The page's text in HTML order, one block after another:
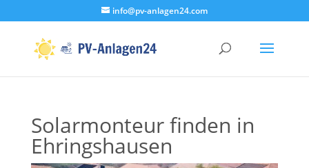
info@pv-anlagen24.com
Solarmonteur finden in
Ehringshausen